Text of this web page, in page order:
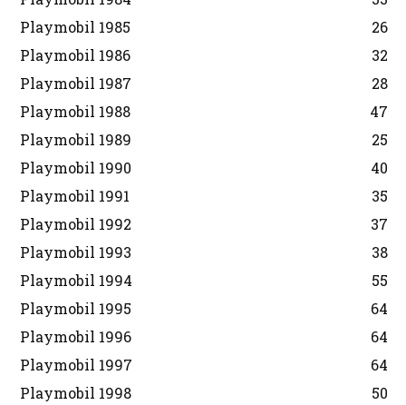
Playmobil 1985
26
Playmobil 1986
32
Playmobil 1987
28
Playmobil 1988
47
Playmobil 1989
25
Playmobil 1990
40
Playmobil 1991
35
Playmobil 1992
37
Playmobil 1993
38
Playmobil 1994
55
Playmobil 1995
64
Playmobil 1996
64
Playmobil 1997
64
Playmobil 1998
50